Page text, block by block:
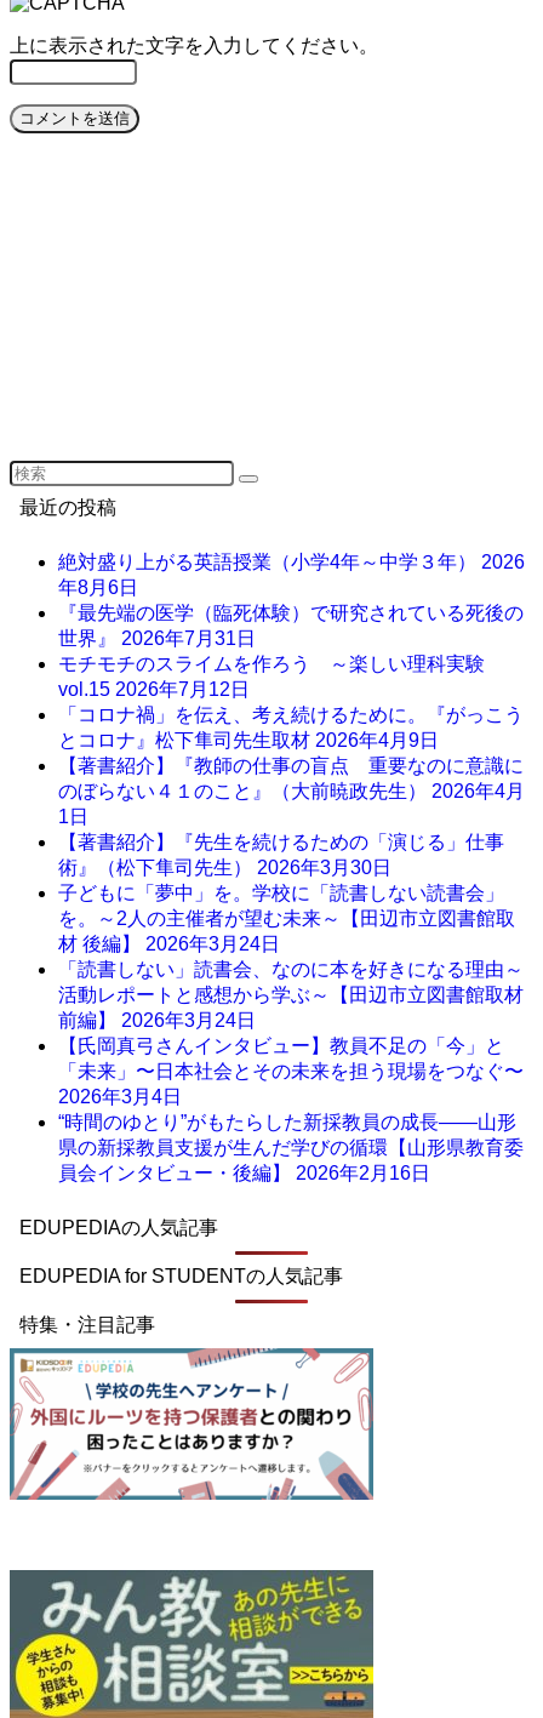
上に表示された文字を入力してください。
最近の投稿
絶対盛り上がる英語授業（小学4年～中学３年） 2026
年8月6日
『最先端の医学（臨死体験）で研究されている死後の
世界』 2026年7月31日
モチモチのスライムを作ろう ～楽しい理科実験
vol.15 2026年7月12日
「コロナ禍」を伝え、考え続けるために。『がっこう
とコロナ』松下隼司先生取材 2026年4月9日
【著書紹介】『教師の仕事の盲点 重要なのに意識に
のぼらない４１のこと』（大前暁政先生） 2026年4月
1日
【著書紹介】『先生を続けるための「演じる」仕事
術』（松下隼司先生） 2026年3月30日
子どもに「夢中」を。学校に「読書しない読書会」
を。～2人の主催者が望む未来～【田辺市立図書館取
材 後編】 2026年3月24日
「読書しない」読書会、なのに本を好きになる理由～
活動レポートと感想から学ぶ～【田辺市立図書館取材
前編】 2026年3月24日
【氏岡真弓さんインタビュー】教員不足の「今」と
「未来」〜日本社会とその未来を担う現場をつなぐ〜
2026年3月4日
“時間のゆとり”がもたらした新採教員の成長――山形
県の新採教員支援が生んだ学びの循環【山形県教育委
員会インタビュー・後編】 2026年2月16日
EDUPEDIAの人気記事
EDUPEDIA for STUDENTの人気記事
特集・注目記事